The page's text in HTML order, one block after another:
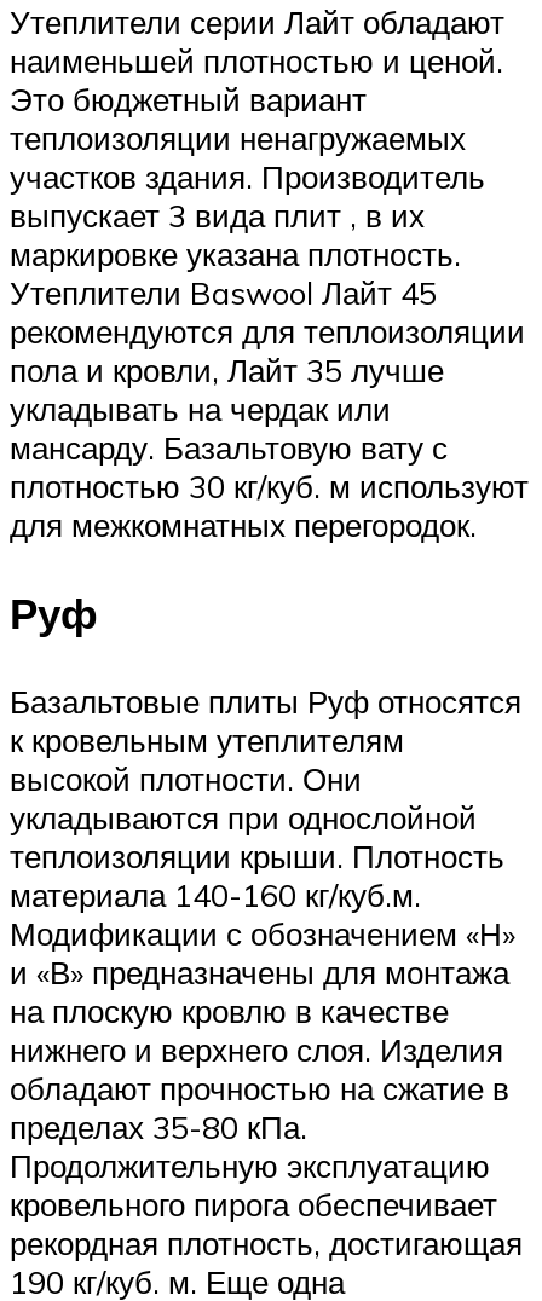
Утеплители серии Лайт обладают
наименьшей плотностью и ценой.
Это бюджетный вариант
теплоизоляции ненагружаемых
участков здания. Производитель
выпускает 3 вида плит , в их
маркировке указана плотность.
Утеплители Baswool Лайт 45
рекомендуются для теплоизоляции
пола и кровли, Лайт 35 лучше
укладывать на чердак или
мансарду. Базальтовую вату с
плотностью 30 кг/куб. м используют
для межкомнатных перегородок.
Руф
Базальтовые плиты Руф относятся
к кровельным утеплителям
высокой плотности. Они
укладываются при однослойной
теплоизоляции крыши. Плотность
материала 140-160 кг/куб.м.
Модификации с обозначением «Н»
и «В» предназначены для монтажа
на плоскую кровлю в качестве
нижнего и верхнего слоя. Изделия
обладают прочностью на сжатие в
пределах 35-80 кПа.
Продолжительную эксплуатацию
кровельного пирога обеспечивает
рекордная плотность, достигающая
190 кг/куб. м. Еще одна